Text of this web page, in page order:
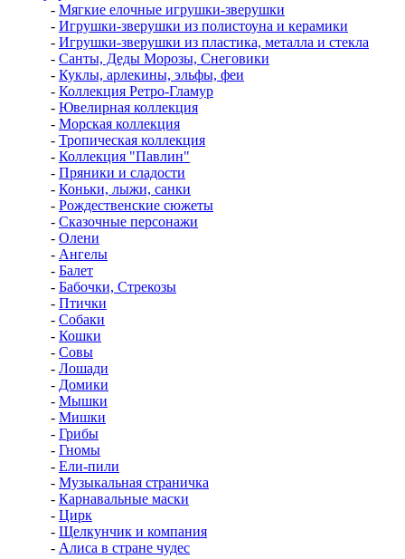
- Мягкие елочные игрушки-зверушки
- Игрушки-зверушки из полистоуна и керамики
- Игрушки-зверушки из пластика, металла и стекла
- Санты, Деды Морозы, Снеговики
- Куклы, арлекины, эльфы, феи
- Коллекция Ретро-Гламур
- Ювелирная коллекция
- Морская коллекция
- Тропическая коллекция
- Коллекция "Павлин"
- Пряники и сладости
- Коньки, лыжи, санки
- Рождественские сюжеты
- Сказочные персонажи
- Олени
- Ангелы
- Балет
- Бабочки, Стрекозы
- Птички
- Собаки
- Кошки
- Совы
- Лошади
- Домики
- Мышки
- Мишки
- Грибы
- Гномы
- Ели-пили
- Музыкальная страничка
- Карнавальные маски
- Цирк
- Щелкунчик и компания
- Алиса в стране чудес